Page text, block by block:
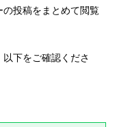
投稿をまとめて閲覧
下をご確認くださ